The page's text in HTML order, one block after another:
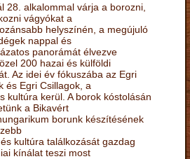
28. alkalommal várja a borozni,
vágyókat a
helyszínén, a megújuló
nappal és
panorámát élvezve
200 hazai és külföldi
Az idei év fókuszába az Egri
és Egri Csillagok, a
kultúra kerül. A borok kóstolásán
a Bikavért
borunk készítésének
kultúra találkozását gazdag
kínálat teszi most